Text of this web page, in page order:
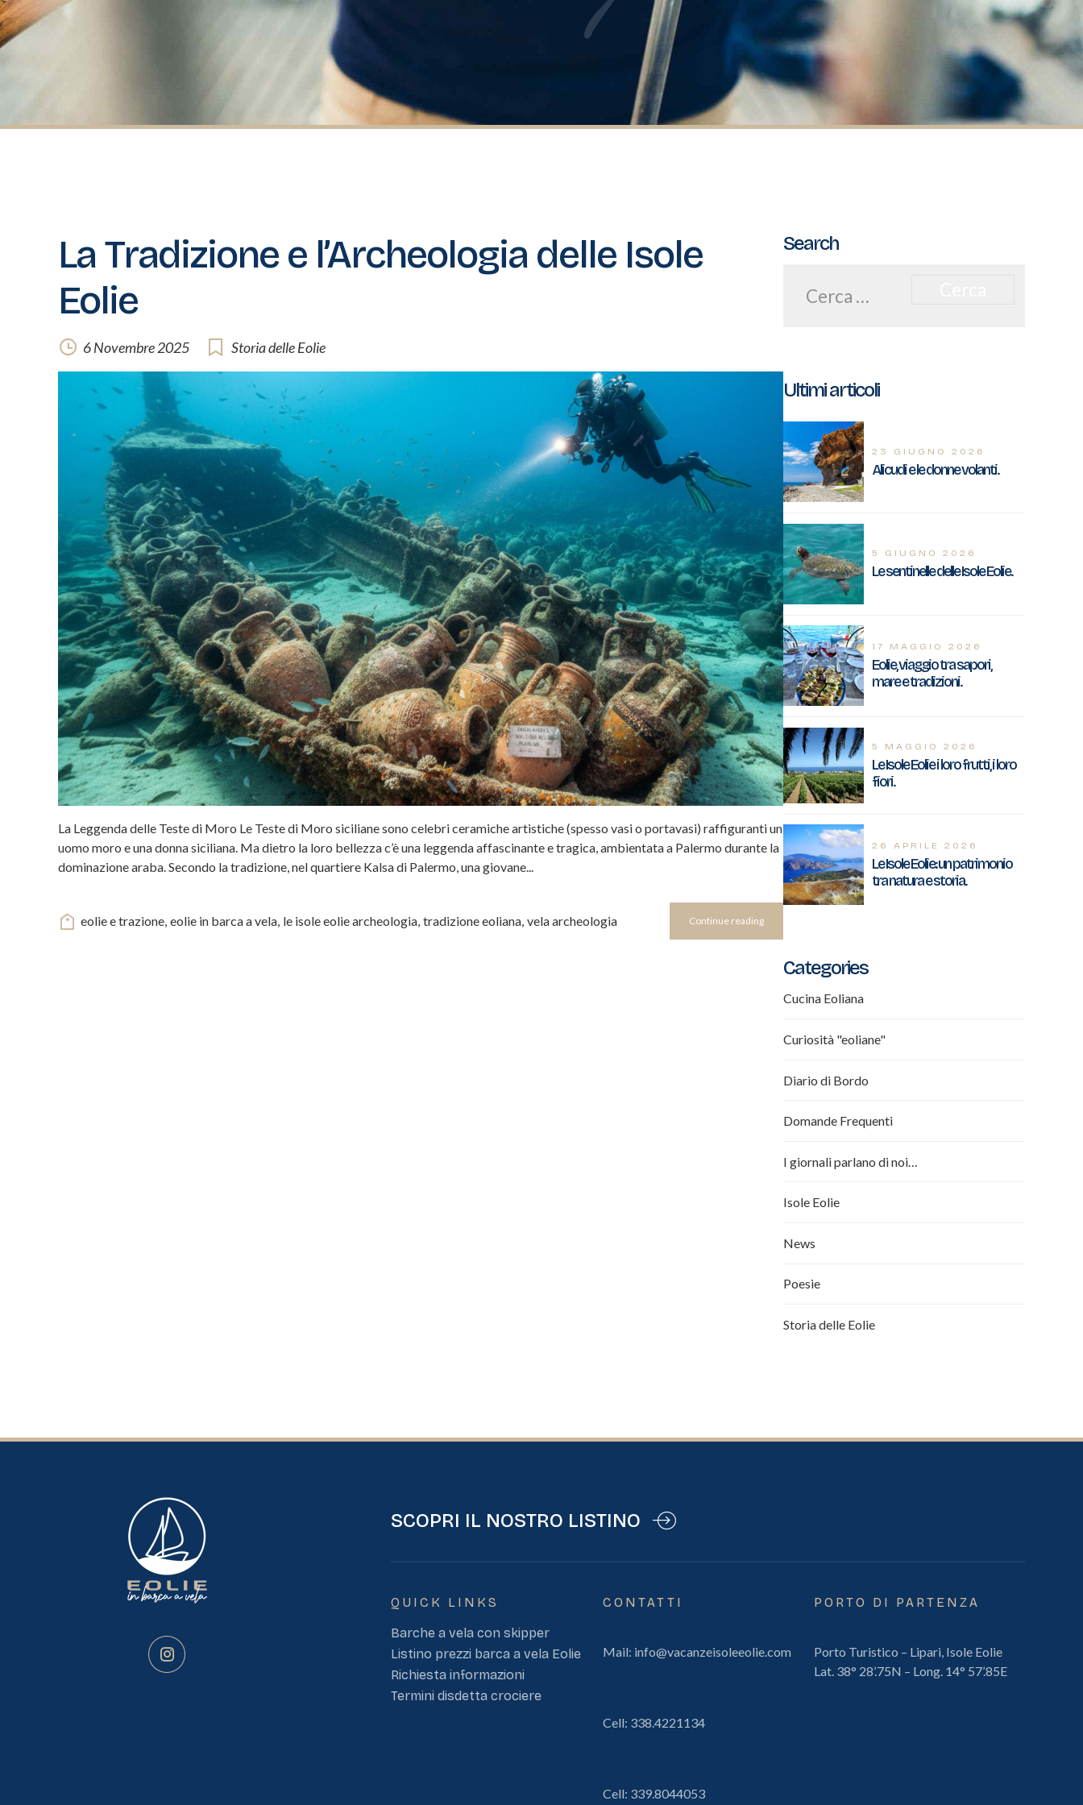
La Tradizione e l’Archeologia delle Isole
Eolie
6 Novembre 2025 Storia delle Eolie
La Leggenda delle Teste di Moro Le Teste di Moro siciliane sono celebri ceramiche artistiche (spesso vasi o portavasi) raffiguranti un
uomo moro e una donna siciliana. Ma dietro la loro bellezza c’è una leggenda affascinante e tragica, ambientata a Palermo durante la
dominazione araba. Secondo la tradizione, nel quartiere Kalsa di Palermo, una giovane...
eolie e trazione, eolie in barca a vela, le isole eolie archeologia, tradizione eoliana, vela archeologia Continue reading
Search
Ultimi articoli
23 GIUGNO 2026
Alicudi e le donne volanti.
5 GIUGNO 2026
Le sentinelle delle Isole Eolie.
17 MAGGIO 2026
Eolie, viaggio tra sapori,
mare e tradizioni.
5 MAGGIO 2026
Le Isole Eolie i loro frutti, i loro
fiori.
26 APRILE 2026
Le Isole Eolie: un patrimonio
tra natura e storia.
Categories
Cucina Eoliana
Curiosità "eoliane"
Diario di Bordo
Domande Frequenti
I giornali parlano di noi…
Isole Eolie
News
Poesie
Storia delle Eolie
SCOPRI IL NOSTRO LISTINO
QUICK LINKS
Barche a vela con skipper
Listino prezzi barca a vela Eolie
Richiesta informazioni
Termini disdetta crociere
CONTATTI
Mail: info@vacanzeisoleeolie.com
Cell: 338.4221134
Cell: 339.8044053
PORTO DI PARTENZA
Porto Turistico – Lipari, Isole Eolie
Lat. 38° 28’.75N – Long. 14° 57’.85E